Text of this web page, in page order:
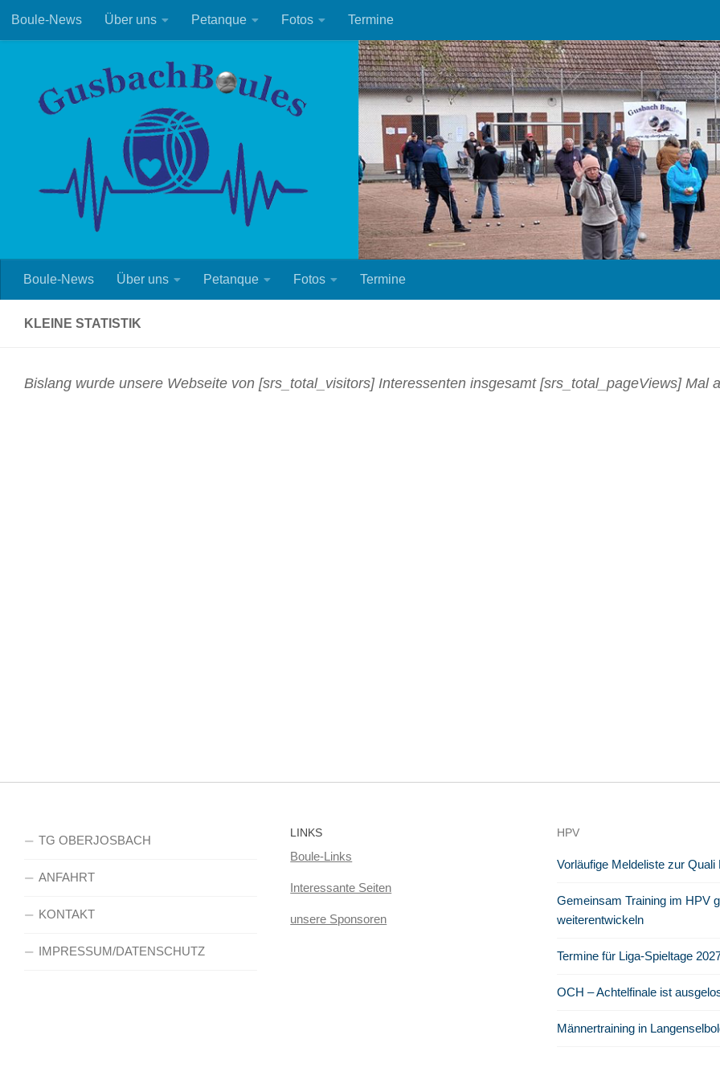
Zum Inhalt springen
Boule-News Über uns Petanque Fotos Termine
Boule-News Über uns Petanque Fotos Termine
KLEINE STATISTIK
Bislang wurde unsere Webseite von [srs_total_visitors] Interessenten insgesamt [srs_total_pageViews] Mal
TG OBERJOSBACH
ANFAHRT
KONTAKT
IMPRESSUM/DATENSCHUTZ
LINKS
Boule-Links
Interessante Seiten
unsere Sponsoren
HPV
Vorläufige Meldeliste zur Quali
Gemeinsam Training im HPV
weiterentwickeln
Termine für Liga-Spieltage
OCH – Achtelfinale ist
Männertraining in